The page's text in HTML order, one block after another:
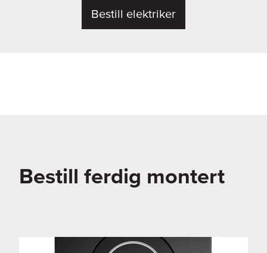
Bestill elektriker
Bestill ferdig montert